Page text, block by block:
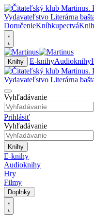
DoručenieKníhkupectvá
Knihy E-knihyAudioknihy
Vyhľadávanie
Prihlásiť
Vyhľadávanie
Knihy
E-knihy
Audioknihy
Hry
Filmy
Doplnky